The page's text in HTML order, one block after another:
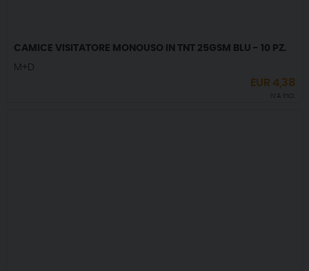
CAMICE VISITATORE MONOUSO IN TNT 25GSM BLU - 10 PZ.
M+D
EUR 4,38
IVA incl.